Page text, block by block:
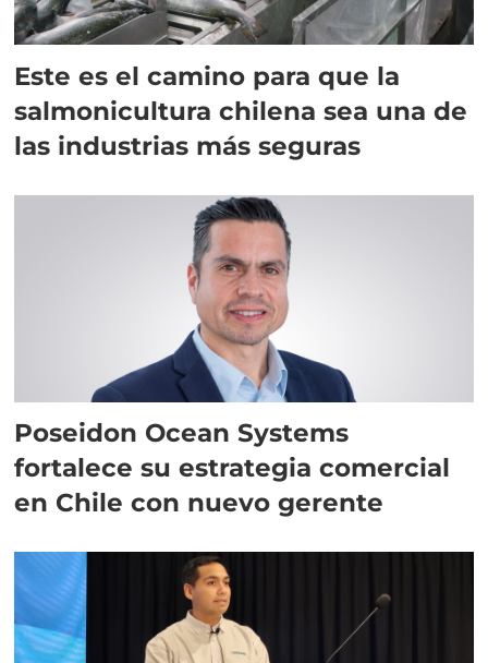
Este es el camino para que la
salmonicultura chilena sea una de
las industrias más seguras
Poseidon Ocean Systems
fortalece su estrategia comercial
en Chile con nuevo gerente